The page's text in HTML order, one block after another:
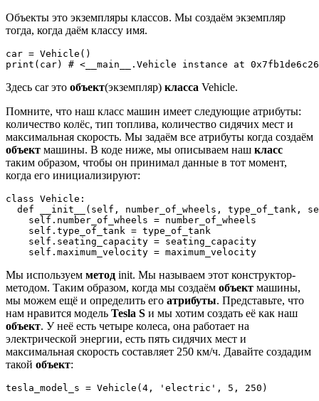
Объекты это экземпляры классов. Мы создаём экземпляр
тогда, когда даём классу имя.
car = Vehicle()
Здесь car это объект(экземпляр) класса Vehicle.
Помните, что наш класс машин имеет следующие атрибуты:
количество колёс, тип топлива, количество сидячих мест и
максимальная скорость. Мы задаём все атрибуты когда создаём
объект машины. В коде ниже, мы описываем наш класс
таким образом, чтобы он принимал данные в тот момент,
когда его инициализируют:
class Vehicle:
def __init__(self, number_of_wheels, type_of_tank,
    self.number_of_wheels = number_of_wheels
    self.type_of_tank = type_of_tank
    self.seating_capacity = seating_capacity
Мы используем метод init. Мы называем этот конструктор-
методом. Таким образом, когда мы создаём объект машины,
мы можем ещё и определить его атрибуты. Представьте, что
нам нравится модель Tesla S и мы хотим создать её как наш
объект. У неё есть четыре колеса, она работает на
электрической энергии, есть пять сидячих мест и
максимальная скорость составляет 250 км/ч. Давайте создадим
такой объект: